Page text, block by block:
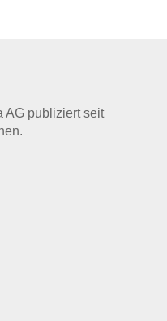
AG publiziert seit